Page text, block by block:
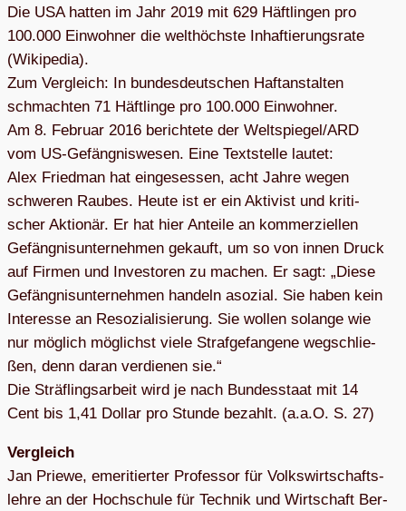
Die USA hat­ten im Jahr 2019 mit 629 Häft­lin­gen pro
100.000 Ein­woh­ner die welt­höchste Inhaf­tie­rungs­rate
(Wiki­pe­dia).
Zum Ver­gleich: In bun­des­deut­schen Haft­an­stal­ten
schmach­ten 71 Häft­linge pro 100.000 Ein­woh­ner.
Am 8. Februar 2016 berich­tete der Weltspiegel/ARD
vom US-Gefäng­nis­we­sen. Eine Text­stelle lau­tet:
Alex Fried­man hat ein­ge­ses­sen, acht Jahre wegen
schwe­ren Rau­bes. Heute ist er ein Akti­vist und kri­ti­
scher Aktio­när. Er hat hier Anteile an kom­mer­zi­el­len
Gefäng­nis­un­ter­neh­men gekauft, um so von innen Druck
auf Fir­men und Inves­to­ren zu machen. Er sagt: „Diese
Gefäng­nis­un­ter­neh­men han­deln aso­zial. Sie haben kein
Inter­esse an Reso­zia­li­sie­rung. Sie wol­len solange wie
nur mög­lich mög­lichst viele Straf­ge­fan­gene weg­schlie­
ßen, denn daran ver­die­nen sie.“
Die Sträf­lings­ar­beit wird je nach Bun­des­staat mit 14
Cent bis 1,41 Dol­lar pro Stunde bezahlt. (a.a.O. S. 27)
Ver­gleich
Jan Priewe, eme­ri­tier­ter Pro­fes­sor für Volks­wirt­schafts­
lehre an der Hoch­schule für Tech­nik und Wirt­schaft Ber­